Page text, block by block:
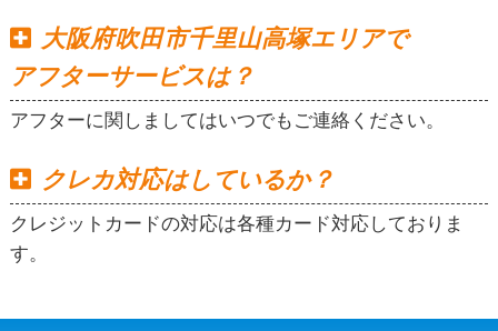
大阪府吹田市千里山高塚エリアで
アフターサービスは？
アフターに関しましてはいつでもご連絡ください。
クレカ対応はしているか？
クレジットカードの対応は各種カード対応しておりま
す。